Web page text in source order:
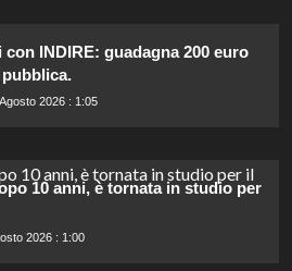
INDIRE: guadagna 200 euro
2026 : 1:05
10 anni, è tornata in studio per
2026 : 1:00